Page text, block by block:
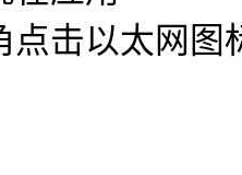
击以太网图